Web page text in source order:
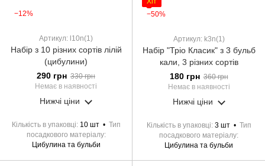
−12%
Артикул: l10n(1)
Набір з 10 різних сортів лілій
(цибулини)
290 грн 330 грн
Немає в наявності
Нижчі ціни
Кількість в упаковці 10 шт
Тип
посадкового матеріалу
Цибулина та бульби
−50%
Артикул: k3n(1)
Набір "Тріо Класик" з 3 бульб
кали, 3 різних сортів
180 грн 360 грн
Немає в наявності
Нижчі ціни
Кількість в упаковці 3 шт
Тип
посадкового матеріалу
Цибулина та бульби